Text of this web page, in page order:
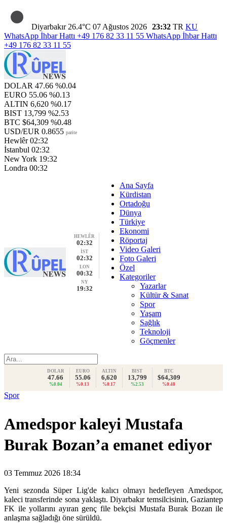
Diyarbakır 26.4°C 07 Ağustos 2026 23:32 TR KU
WhatsApp İhbar Hattı +49 176 82 33 11 55 WhatsApp İhbar Hattı
+49 176 82 33 11 55
DOLAR 47.66 %0.04
EURO 55.06 %0.13
ALTIN 6,620 %0.17
BIST 13,799 %2.53
BTC $64,309 %0.48
USD/EUR 0.8655 parite
Hewlêr 02:32
İstanbul 02:32
New York 19:32
Londra 00:32
HEWLÊR
02:32
İST
02:32
LON
00:32
NY
19:32
Ana Sayfa
Kürdistan
Ortadoğu
Dünya
Türkiye
Ekonomi
Röportaj
Video Galeri
Foto Galeri
Özel
Kategoriler
Yazarlar
Kültür & Sanat
Spor
Yaşam
Sağlık
Teknoloji
Göçmenler
DOLAR
47.66
%0.04
EURO
55.06
%0.13
ALTIN
6,620
%0.17
BIST
13,799
%2.53
BTC
$64,309
%0.48
Spor
Amedspor kaleyi Mustafa
Burak Bozan’a emanet ediyor
03 Temmuz 2026 18:34
Yeni sezonda Süper Lig'de kalıcı olmayı hedefleyen Amedspor,
kaleci transferinde sona yaklaştı. Diyarbakır temsilcisinin, Gaziantep
FK ile yollarını ayıran genç file bekçisi Mustafa Burak Bozan ile
anlaşma sağladığı öne sürüldü.